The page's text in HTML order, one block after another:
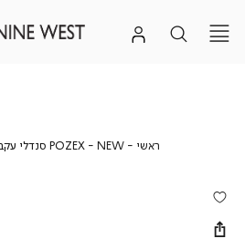
ראשי ראשי
NEW
NEW
POZEX סנדלי עקב עם רצועות עבות